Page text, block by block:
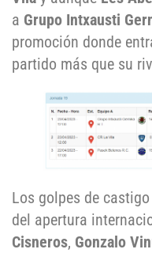
a Grupo Intxausti
promoción donde
partido más que su
Los golpes de castigo
del apertura
Cisneros, Gonzalo